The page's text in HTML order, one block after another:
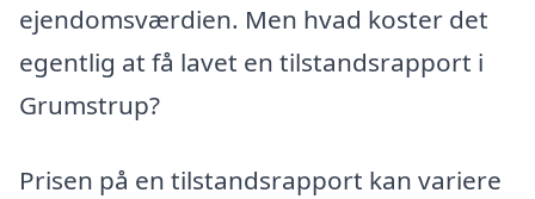
ejendomsværdien. Men hvad koster det
egentlig at få lavet en tilstandsrapport i
Grumstrup?
Prisen på en tilstandsrapport kan variere